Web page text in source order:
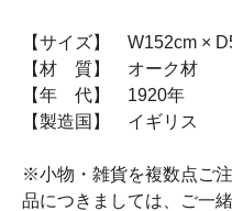
【サイズ】 W152cm ×
【材 質】 オーク材
【年 代】 1920年
【製造国】 イギリス
※小物・雑貨を複数点ご
品につきましては、ご一